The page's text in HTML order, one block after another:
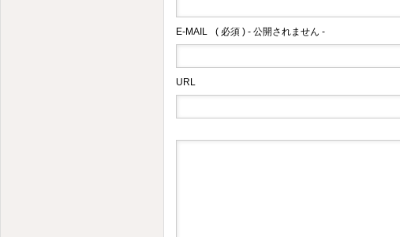
E-MAIL ( 必須 ) - 公開されません -
URL